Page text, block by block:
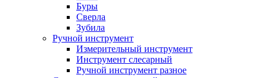
Буры
Сверла
Зубила
Ручной инструмент
Измерительный инструмент
Инструмент слесарный
Ручной инструмент разное